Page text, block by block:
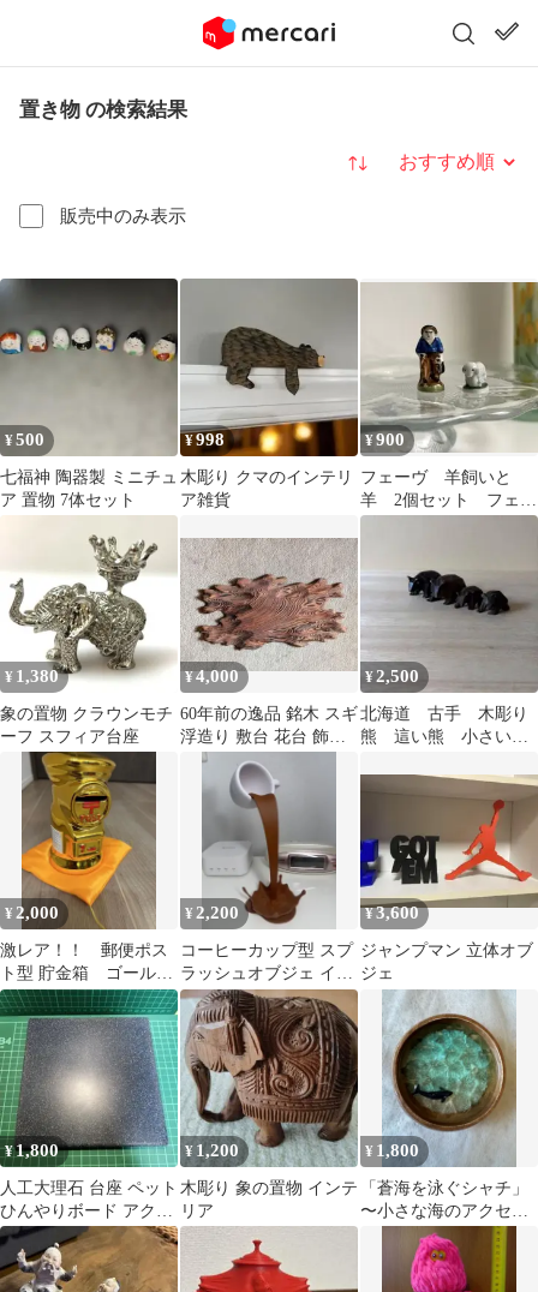
置き物 の検索結果
販売中のみ表示
並び替え
¥500
七福神 陶器製 ミニチュ
ア 置物 7体セット
¥998
木彫り クマのインテリ
ア雑貨
¥900
フェーヴ 羊飼いと
羊 2個セット フェー
ブ 陶器製 置物 イ
¥ 1,380
象の置物 クラウンモチ
ーフ スフィア台座
¥4,000
60年前の逸品 銘木 スギ
浮造り 敷台 花台 飾台
置物台 天然木 インテリ
¥2,500
北海道 古手 木彫り
熊 這い熊 小さい
¥2,000
激レア！！ 郵便ポス
ト型 貯金箱 ゴール
ド 新品未使用 箱あ
り 高さ14cm
¥2,200
コーヒーカップ型 スプ
ラッシュオブジェ イン
テリア雑貨
¥3,600
ジャンプマン 立体オブ
ジェ
¥1,800
人工大理石 台座 ペット
ひんやりボード アクセ
サリートレイ ディスプ
レイベース
¥ 1,200
木彫り 象の置物 インテ
リア
¥ 1,800
「蒼海を泳ぐシャチ」
〜小さな海のアクセサ
リートレイ〜